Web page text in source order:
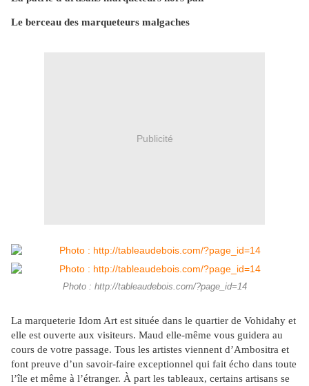
Le berceau des marqueteurs malgaches
Publicité
Photo : http://tableaudebois.com/?page_id=14
La marqueterie Idom Art est située dans le quartier de Vohidahy et
elle est ouverte aux visiteurs. Maud elle-même vous guidera au
cours de votre passage. Tous les artistes viennent d’Ambositra et
font preuve d’un savoir-faire exceptionnel qui fait écho dans toute
l’île et même à l’étranger. À part les tableaux, certains artisans se